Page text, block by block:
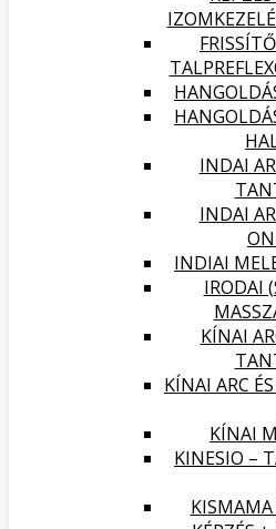
INDAI
INDAI
INDIAI
IRODAI
KÍNAI
KÍNAI ARC
KÍNAI
KINESIO –